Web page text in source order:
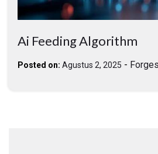
Ai Feeding Algorithm
Posted on: Agustus 2, 2025 -